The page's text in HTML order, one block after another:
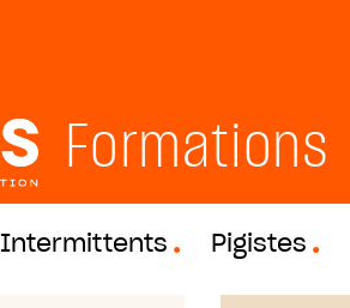
Formations
Intermittents Pigistes